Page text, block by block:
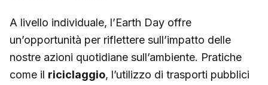
A livello individuale, l’Earth Day offre
un’opportunità per riflettere sull’impatto delle
nostre azioni quotidiane sull’ambiente. Pratiche
come il riciclaggio, l’utilizzo di trasporti pubblici